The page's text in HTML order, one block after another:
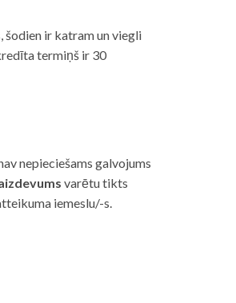
šodien ir katram un viegli
termiņš ir 30
nepieciešams galvojums
varētu tikts
iemeslu/-s.